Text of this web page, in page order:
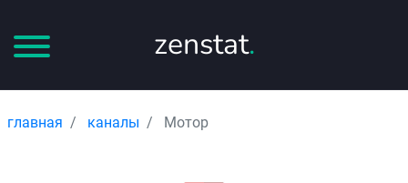
zenstat.
главная каналы Мотор